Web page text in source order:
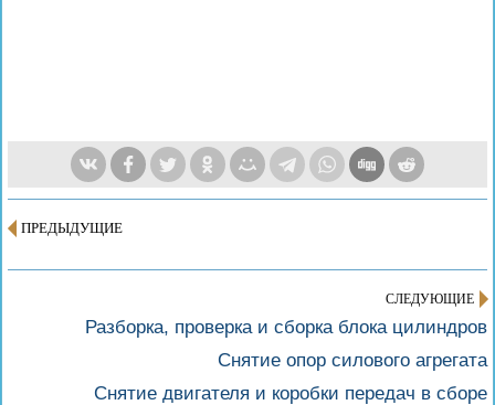
ПРЕДЫДУЩИЕ
СЛЕДУЮЩИЕ
Разборка, проверка и сборка блока цилиндров
Снятие опор силового агрегата
Снятие двигателя и коробки передач в сборе